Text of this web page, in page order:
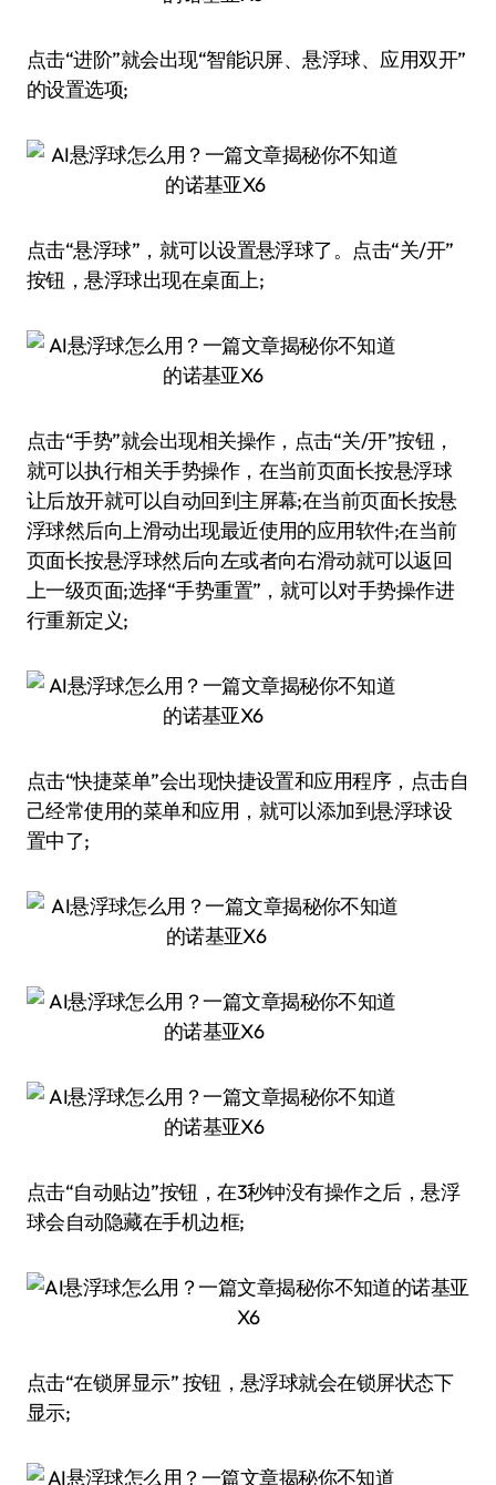
点击“进阶”就会出现“智能识屏、悬浮球、应用双开”
的设置选项;
点击“悬浮球”，就可以设置悬浮球了。点击“关/开”
按钮，悬浮球出现在桌面上;
点击“手势”就会出现相关操作，点击“关/开”按钮，
就可以执行相关手势操作，在当前页面长按悬浮球
让后放开就可以自动回到主屏幕;在当前页面长按悬
浮球然后向上滑动出现最近使用的应用软件;在当前
页面长按悬浮球然后向左或者向右滑动就可以返回
上一级页面;选择“手势重置”，就可以对手势操作进
行重新定义;
点击“快捷菜单”会出现快捷设置和应用程序，点击自
己经常使用的菜单和应用，就可以添加到悬浮球设
置中了;
点击“自动贴边”按钮，在3秒钟没有操作之后，悬浮
球会自动隐藏在手机边框;
点击“在锁屏显示” 按钮，悬浮球就会在锁屏状态下
显示;